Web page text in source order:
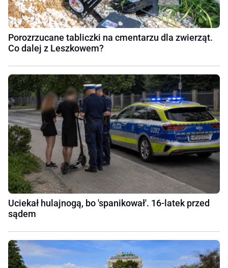
Porozrzucane tabliczki na cmentarzu dla zwierząt.
Co dalej z Leszkowem?
Uciekał hulajnogą, bo 'spanikował'. 16-latek przed
sądem